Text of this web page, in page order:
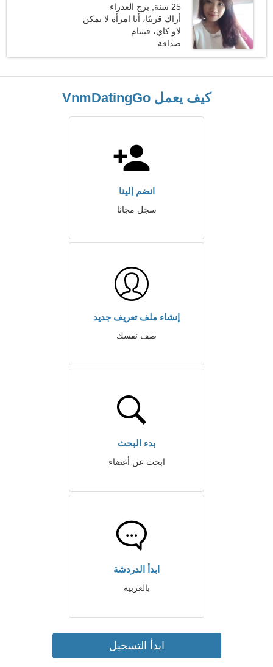
25 سنة, برج العذراء
أراك قريبًا، أنا امرأة لا يمكن
الاقتراب منها
لاو كاي، فيتنام
صداقة
كيف يعمل VnmDatingGo
انضم إلينا
سجل مجانا
إنشاء ملف تعريف جديد
صف نفسك
بدء البحث
ابحث عن أعضاء
ابدأ الدردشة
بالعربية
ابدأ التسجيل